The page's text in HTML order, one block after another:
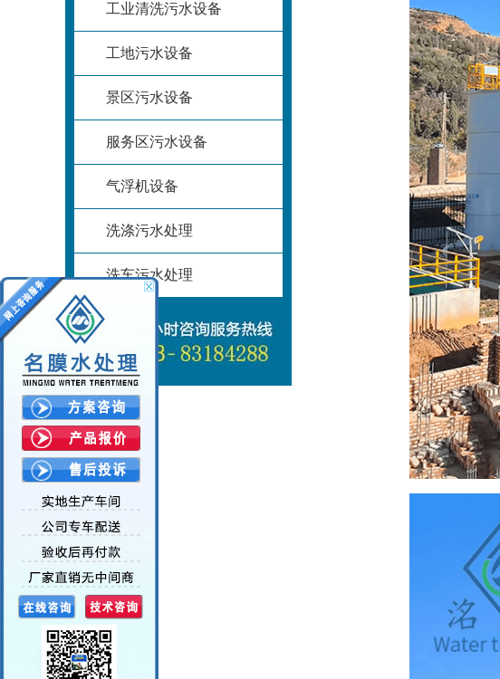
工业清洗污水设备
工地污水设备
景区污水设备
服务区污水设备
气浮机设备
洗涤污水处理
洗车污水处理